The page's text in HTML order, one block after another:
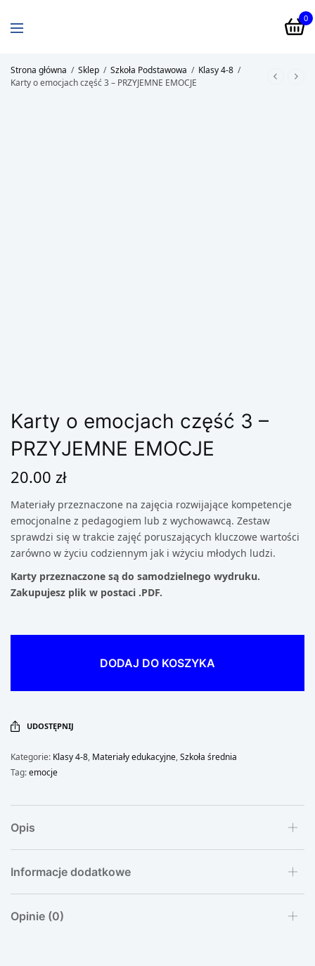
0
Strona główna / Sklep / Szkoła Podstawowa / Klasy 4-8 /
Karty o emocjach część 3 – PRZYJEMNE EMOCJE
Karty o emocjach część 3 –
PRZYJEMNE EMOCJE
20.00 zł
Materiały przeznaczone na zajęcia rozwijające kompetencje
emocjonalne z pedagogiem lub z wychowawcą. Zestaw
sprawdzi się w trakcie zajęć poruszających kluczowe wartości
zarówno w życiu codziennym jak i wżyciu młodych ludzi.
Karty przeznaczone są do samodzielnego wydruku.
Zakupujesz plik w postaci .PDF.
DODAJ DO KOSZYKA
UDOSTĘPNIJ
Kategorie: Klasy 4-8, Materiały edukacyjne,Szkoła średnia
Tag:emocje
Opis
Informacje dodatkowe
Opinie (0)